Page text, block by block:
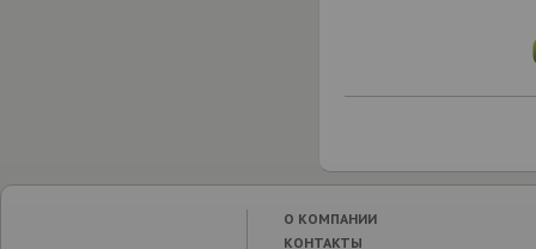
О КОМПАНИИ
КОНТАКТЫ